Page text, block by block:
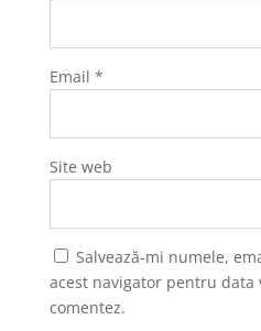
Email *
Site web
Salvează-mi numele,
acest navigator pentru data
comentez.